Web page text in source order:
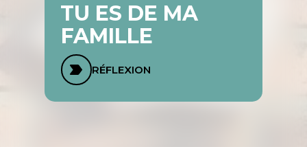
TU ES DE MA
FAMILLE
RÉFLEXION